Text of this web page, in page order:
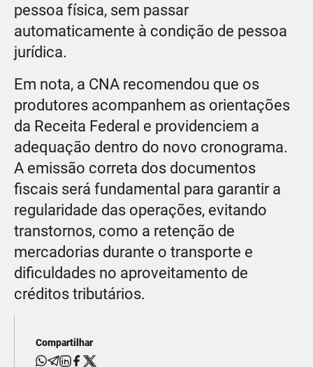
pessoa física, sem passar
automaticamente à condição de pessoa
jurídica.
Em nota, a CNA recomendou que os
produtores acompanhem as orientações
da Receita Federal e providenciem a
adequação dentro do novo cronograma.
A emissão correta dos documentos
fiscais será fundamental para garantir a
regularidade das operações, evitando
transtornos, como a retenção de
mercadorias durante o transporte e
dificuldades no aproveitamento de
créditos tributários.
Compartilhar